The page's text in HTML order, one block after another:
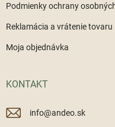
Podmienky ochrany
Reklamácia a vrátenie tovaru
Moja objednávka
KONTAKT
info@andeo.sk